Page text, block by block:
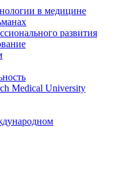
в медицине
развития
Medical University